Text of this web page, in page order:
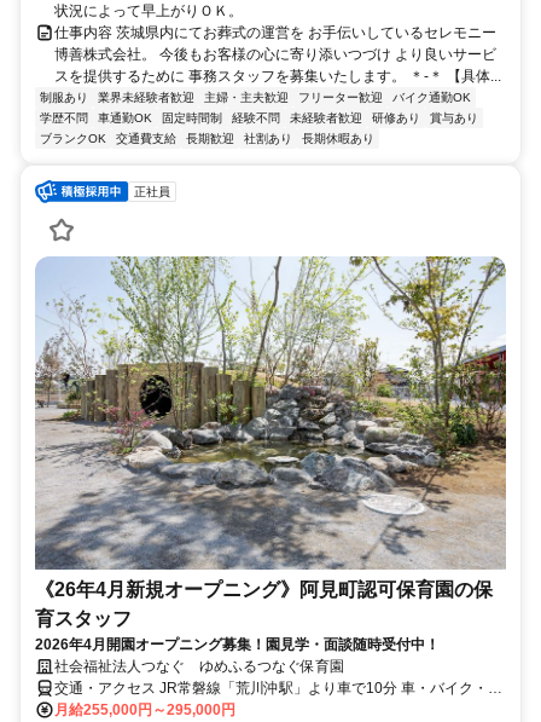
状況によって早上がりＯＫ。
仕事内容 茨城県内にてお葬式の運営を お手伝いしているセレモニー
博善株式会社。 今後もお客様の心に寄り添いつづけ より良いサービ
スを提供するために 事務スタッフを募集いたします。 ＊-＊ 【具体...
制服あり 業界未経験者歓迎 主婦・主夫歓迎 フリーター歓迎
バイク通勤OK
学歴不問
車通勤OK 固定時間制 経験不問 未経験者歓迎 研修あり
賞与あり
ブランクOK
交通費支給 長期歓迎 社割あり 長期休暇あり
正社員
《26年4月新規オープニング》阿見町認可保育園の保
育スタッフ
2026年4月開園オープニング募集！園見学・面談随時受付中！
社会福祉法人つなぐ ゆめふるつなぐ保育園
交通・アクセス JR常磐線「荒川沖駅」より車で10分 車・バイク・自
転車通勤OK（無料駐車場あり）
月給255,000円～295,000円